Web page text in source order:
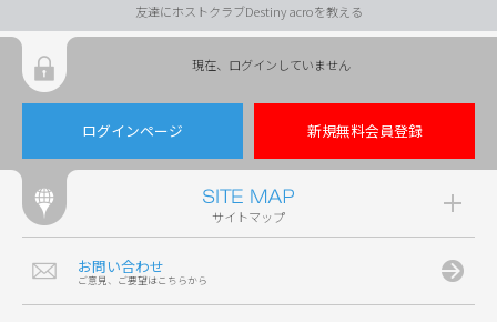
友達にホストクラブDestiny acroを教える
現在、ログインしていません
ログインページ 新規無料会員登録
サイトマップ
お問い合わせ
ご意見、ご要望はこちらから